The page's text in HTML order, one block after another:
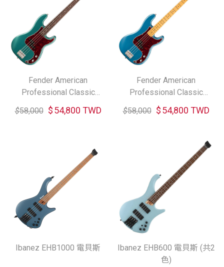
Fender American
Professional Classic
Precision Bass Rosewood
電貝斯 (共二色)
$58,000 $54,800 TWD
Fender American
Professional Classic
Precision Bass Maple 電貝
斯
$58,000 $54,800 TWD
Ibanez EHB1000 電貝斯
Ibanez EHB600 電貝斯 (共2
色)